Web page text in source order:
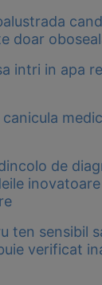
doar
intri in apa
de
ten sensibil
verificat